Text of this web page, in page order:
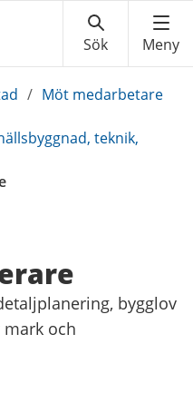
/ Möt medarbetare
teknik,
bygglov
och